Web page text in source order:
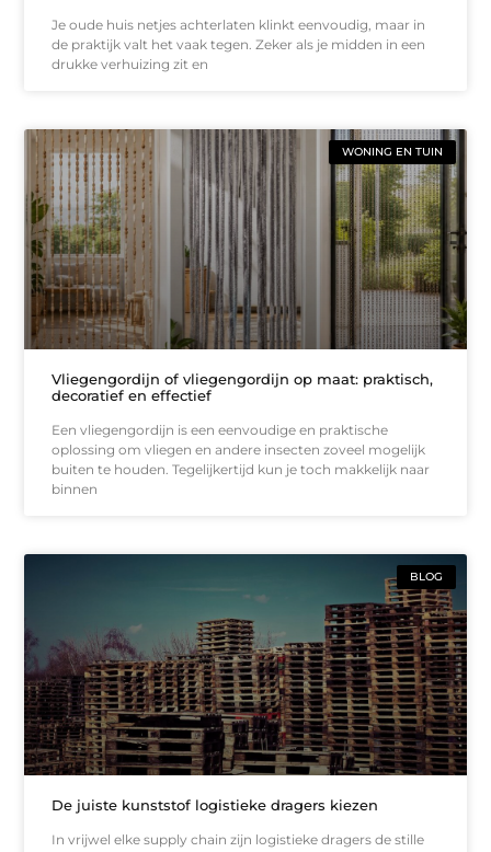
Je oude huis netjes achterlaten klinkt eenvoudig, maar in
de praktijk valt het vaak tegen. Zeker als je midden in een
drukke verhuizing zit en
WONING EN TUIN
Vliegengordijn of vliegengordijn op maat: praktisch,
decoratief en effectief
Een vliegengordijn is een eenvoudige en praktische
oplossing om vliegen en andere insecten zoveel mogelijk
buiten te houden. Tegelijkertijd kun je toch makkelijk naar
binnen
BLOG
De juiste kunststof logistieke dragers kiezen
In vrijwel elke supply chain zijn logistieke dragers de stille